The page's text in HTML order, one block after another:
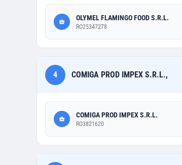
OLYMEL FLAMINGO FOOD S.R.L.
RO25347278
4 COMIGA PROD IMPEX S.R.L.,
COMIGA PROD IMPEX S.R.L.
RO3821620